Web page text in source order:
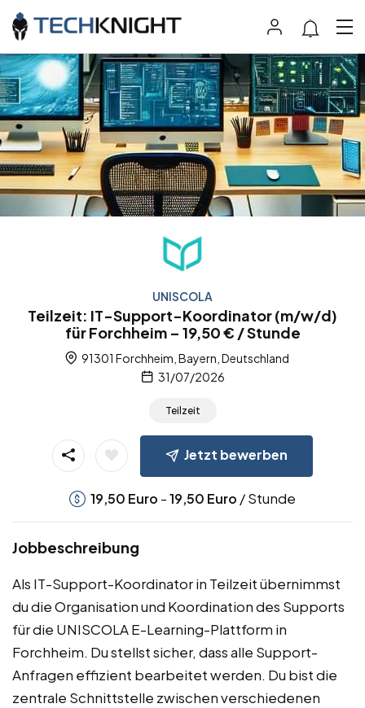
UNISCOLA
Teilzeit: IT-Support-Koordinator (m/w/d)
für Forchheim – 19,50 € / Stunde
91301 Forchheim, Bayern, Deutschland
31/07/2026
Teilzeit
Jetzt bewerben
19,50 Euro -19,50 Euro / Stunde
Jobbeschreibung
Als IT-Support-Koordinator in Teilzeit übernimmst
du die Organisation und Koordination des Supports
für die UNISCOLA E-Learning-Plattform in
Forchheim. Du stellst sicher, dass alle Support-
Anfragen effizient bearbeitet werden. Du bist die
zentrale Schnittstelle zwischen verschiedenen